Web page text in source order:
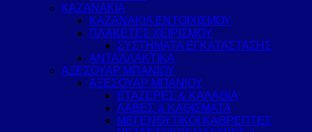
ΚΑΖΑΝΑΚΙΑ
ΚΑΖΑΝΑΚΙΑ ΕΝΤΟΙΧΙΣΜΟΥ
ΠΛΑΚΕΤΕΣ ΧΕΙΡΙΣΜΟΥ
ΣΥΣΤΗΜΑΤΑ ΕΓΚΑΤΑΣΤΑΣΗΣ
ΑΝΤΑΛΛΑΚΤΙΚΑ
ΑΞΕΣΟΥΑΡ ΜΠΑΝΙΟΥ
ΑΞΕΣΟΥΑΡ ΜΠΑΝΙΟΥ
ΕΤΑΖΕΡΕΣ & ΚΑΛΑΘΙΑ
ΛΑΒΕΣ & ΚΑΘΙΣΜΑΤΑ
ΜΕΓΕΝΘΥΤΙΚΟΙ ΚΑΘΡΕΠΤΕΣ